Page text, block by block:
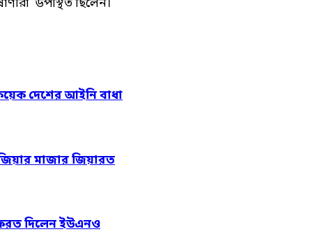
উপস্থিত ছিলেন।
দেশের আইনি বাধা
জিয়ার মাজার জিয়ারত
দিলেন ইউএনও